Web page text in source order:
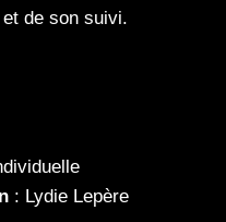
de son suivi.
: Lydie Lepère